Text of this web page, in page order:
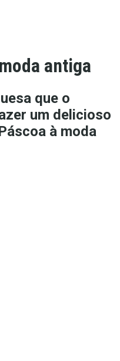
antiga
que o
um delicioso
à moda